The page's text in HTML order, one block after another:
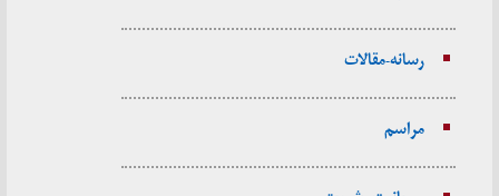
رسانه - مقالات
مراسم